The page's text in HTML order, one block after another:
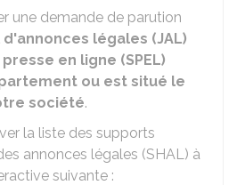
une demande de parution
légales (JAL)
en ligne (SPEL)
ou est situé le
société.
la liste des supports
annonces légales (SHAL) à
suivante :